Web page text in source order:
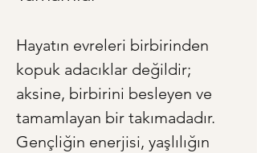
Hayatın evreleri birbirinden
kopuk adacıklar değildir;
aksine, birbirini besleyen ve
tamamlayan bir takımadadır.
Gençliğin enerjisi, yaşlılığın